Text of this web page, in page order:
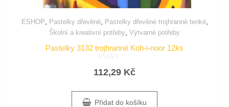
ESHOP Pastelky dřevěné, Pastelky dřevěné trojhranné tenké,
Školní a kreativní potřeby Výtvarné potřeby
Pastelky 3132 trojhranné Koh-i-noor 12ks
0
112,29 Kč
Přidat do košíku